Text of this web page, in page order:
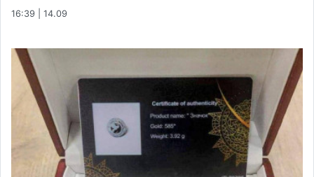
16:39 | 14.09